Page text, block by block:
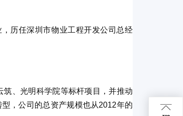
历任深圳市物业工程开发公司总经
、光明科学院等标杆项目，并推动
，公司的总资产规模也从2012年的